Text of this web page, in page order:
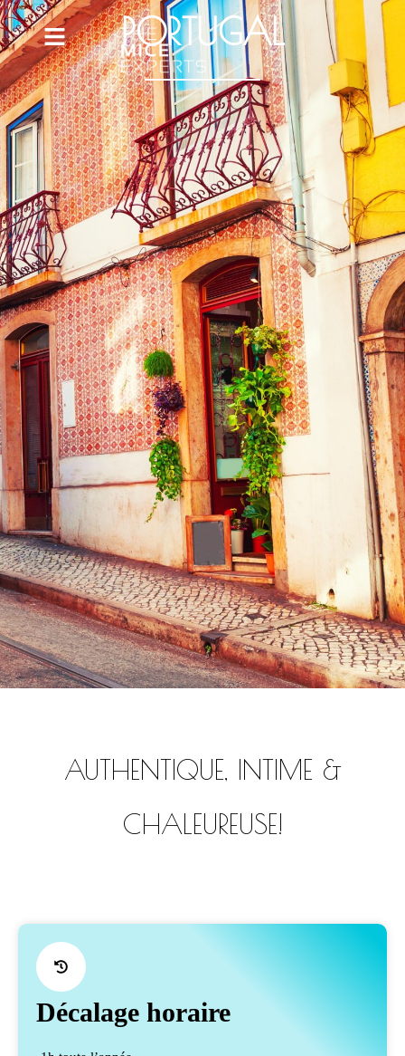
PORTUGAL
AUTHENTIQUE, INTIME &
CHALEUREUSE!
Décalage horaire